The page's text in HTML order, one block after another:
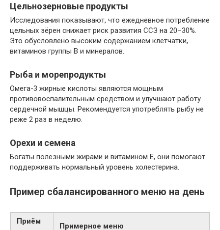
Цельнозерновые продукты
Исследования показывают, что ежедневное потребление
цельных зёрен снижает риск развития ССЗ на 20–30%.
Это обусловлено высоким содержанием клетчатки,
витаминов группы B и минералов.
Рыба и морепродукты
Омега-3 жирные кислоты являются мощным
противовоспалительным средством и улучшают работу
сердечной мышцы. Рекомендуется употреблять рыбу не
реже 2 раз в неделю.
Орехи и семена
Богаты полезными жирами и витамином Е, они помогают
поддерживать нормальный уровень холестерина.
Пример сбалансированного меню на день
Приём
Примерное меню